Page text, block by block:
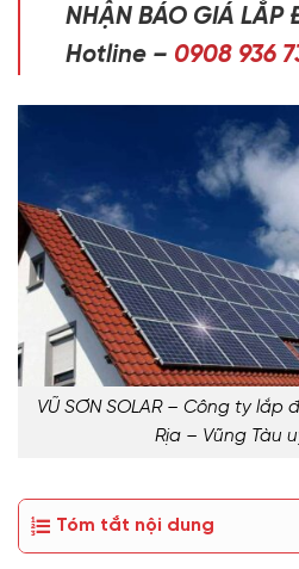
NHẬN BÁO GIÁ LẮP
Hotline – 0908 936
VŨ SƠN SOLAR – Công ty
Rịa – Vũng Tàu
Tóm tắt nội dung